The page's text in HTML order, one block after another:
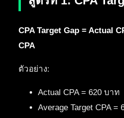
CPA Target Gap = Actual
CPA
ตัวอย่าง:
Actual CPA = 620 บาท
Average Target CPA =